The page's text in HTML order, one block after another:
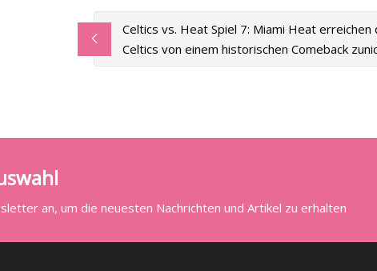
Celtics vs. Heat Spiel 7: Miami Heat
Celtics von einem historischen Comeback
an, um die neuesten Nachrichten und Artikel zu erhalten